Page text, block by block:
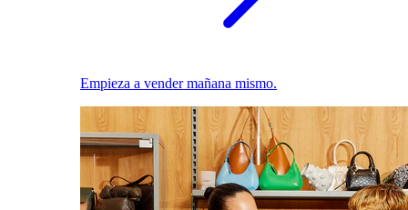
Empieza a vender mañana mismo.